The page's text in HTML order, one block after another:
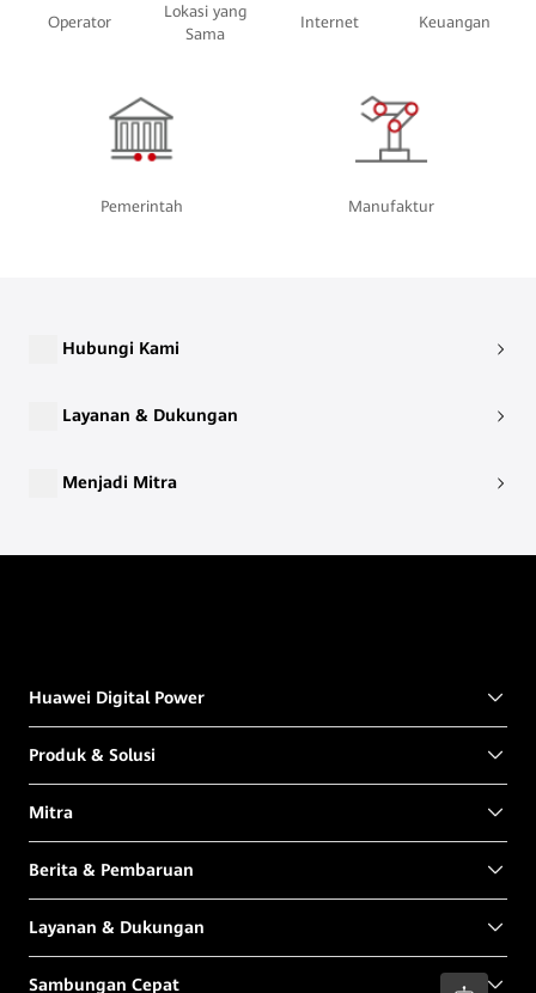
Operator
Lokasi yang
Sama
Internet Keuangan
Pemerintah Manufaktur
Hubungi Kami
Layanan & Dukungan
Menjadi Mitra
Huawei Digital Power
Produk & Solusi
Mitra
Berita & Pembaruan
Layanan & Dukungan
Sambungan Cepat